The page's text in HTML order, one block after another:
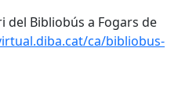
del Bibliobús a Fogars de
ca/bibliobus-